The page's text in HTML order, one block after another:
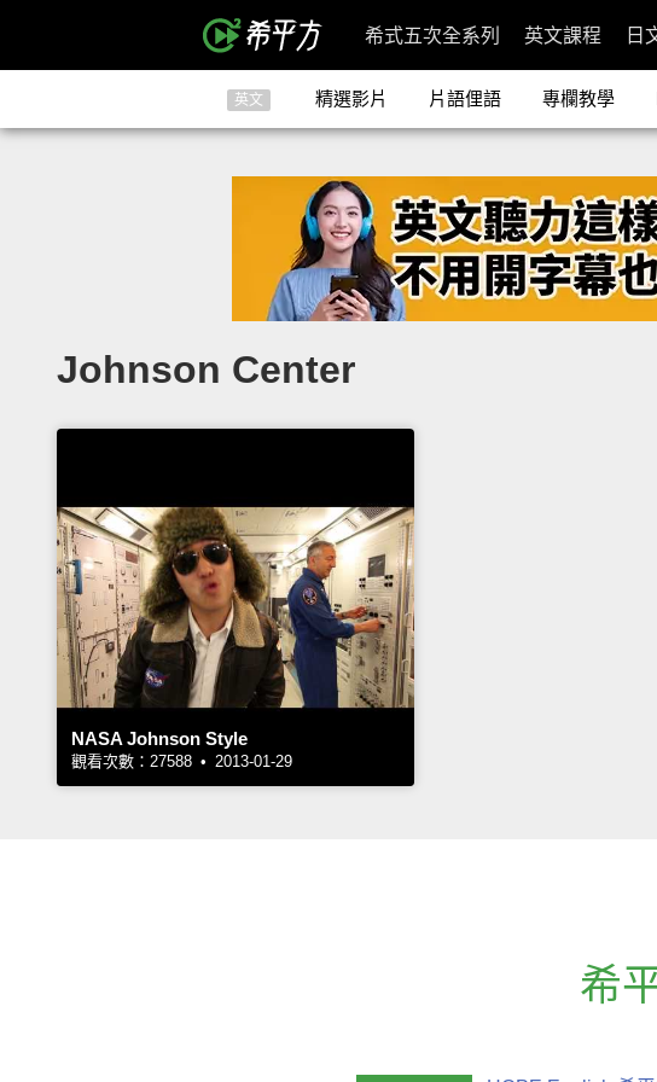
希式五次全系列 英文課程 日
英文 精選影片 片語俚語 專欄教學
Johnson Center
NASA Johnson Style
觀看次數：27588 • 2013-01-29
希